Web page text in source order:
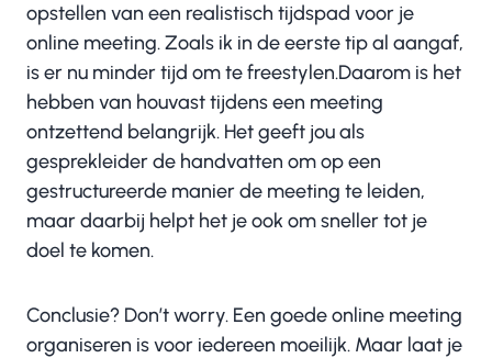
opstellen van een realistisch tijdspad voor je
online meeting. Zoals ik in de eerste tip al aangaf,
is er nu minder tijd om te freestylen.Daarom is het
hebben van houvast tijdens een meeting
ontzettend belangrijk. Het geeft jou als
gesprekleider de handvatten om op een
gestructureerde manier de meeting te leiden,
maar daarbij helpt het je ook om sneller tot je
doel te komen.
Conclusie? Don’t worry. Een goede online meeting
organiseren is voor iedereen moeilijk. Maar laat je